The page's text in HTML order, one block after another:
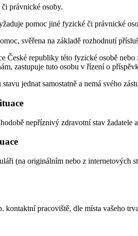
právnické osoby.
pomoc jiné fyzické či právnické
svěřena na základě rozhodnutí
České republiky této fyzické osobě
zastupuje tuto osobu v řízení o
jednat samostatně a nemá svého
nepříznivý zdravotní stav
(na originálním nebo z
kontaktní pracoviště, dle místa vašeho